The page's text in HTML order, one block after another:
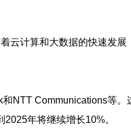
云计算和大数据的快速发
NTT Communications等
年将继续增长10%。